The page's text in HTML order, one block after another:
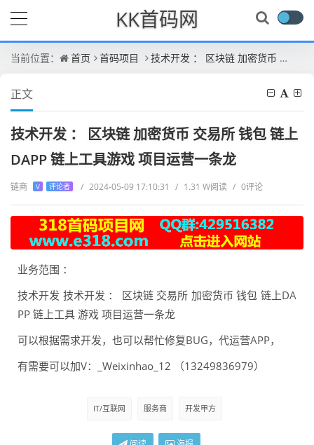
KK首码网
当前位置： 首页 首码项目 技术开发 ： 区块链 加密货币 交易所 钱包 链上DAPP 链上工具游戏 项目运营一条龙
正文
技术开发 ： 区块链 加密货币 交易所 钱包 链上
DAPP 链上工具游戏 项目运营一条龙
链商 V 评论者 / 2024-05-09 17:10:31 / 1.31 W阅读 / 0评论
业务范围 ：
技术开发 技术开发 ： 区块链 交易所 加密货币 钱包 链上DA
PP 链上工具 游戏 项目运营一条龙
可以根据需求开发，也可以帮忙修复BUG，代运营APP，
有需要可以加V：_Weixinhao_12 （13249836979）
IT/互联网 服务商 开发甲方